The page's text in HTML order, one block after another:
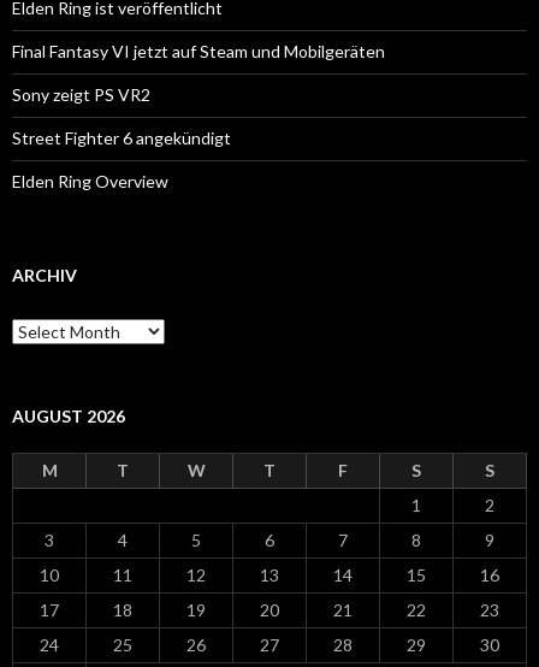
Elden Ring ist veröffentlicht
Final Fantasy VI jetzt auf Steam und Mobilgeräten
Sony zeigt PS VR2
Street Fighter 6 angekündigt
Elden Ring Overview
ARCHIV
Archiv
AUGUST 2026
M T W T F S
S
1
2
3
4 5 6 7 8
9
10
11 12 13 14 15
16
17
18 19 20 21 22
23
24
25 26 27 28 29
30